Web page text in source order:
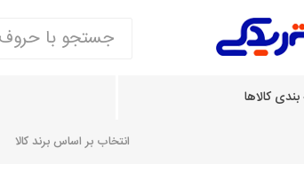
کالاها
انتخاب بر اساس برند کالا